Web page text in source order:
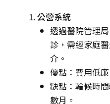
公營系統
透過醫院管理
診，需經家庭
介。
優點：費用低廉
缺點：輪候時
數月。